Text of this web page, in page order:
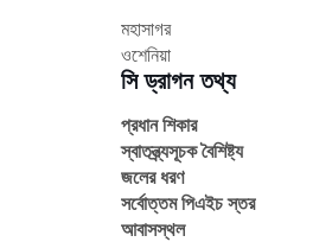
মহাসাগর
ওশেনিয়া
সি ড্রাগন তথ্য
প্রধান শিকার
স্বাতন্ত্র্যসূচক বৈশিষ্ট্য
জলের ধরণ
সর্বোত্তম পিএইচ স্তর
আবাসস্থল